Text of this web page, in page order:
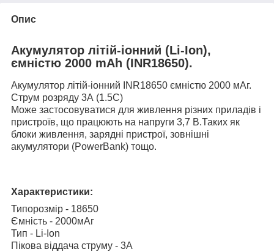
Опис
Акумулятор літій-іонний (Li-Ion),
ємністю 2000 mAh (INR18650).
Акумулятор літій-іонний INR18650 ємністю 2000 мАг.
Струм розряду 3А (1.5С)
Може застосовуватися для живлення різних приладів і
пристроїв, що працюють на напруги 3,7 В.Таких як
блоки живлення, зарядні пристрої, зовнішні
акумулятори (PowerBank) тощо.
Характеристики:
Типорозмір - 18650
Ємність - 2000мАг
Тип - Li-Ion
Пікова віддача струму - 3А